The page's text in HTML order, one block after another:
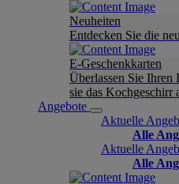
Neuheiten
Entdecken Sie die
E-Geschenkkarten
Überlassen Sie Ihren
sie das Kochgeschirr
Angebote
Aktuelle
Alle
Aktuelle
Alle